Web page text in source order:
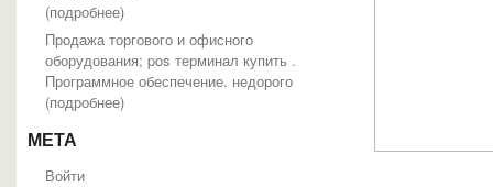
(подробнее)
Продажа торгового и офисного
оборудования; pos терминал купить .
Программное обеспечение. недорого
(подробнее)
МЕТА
Войти